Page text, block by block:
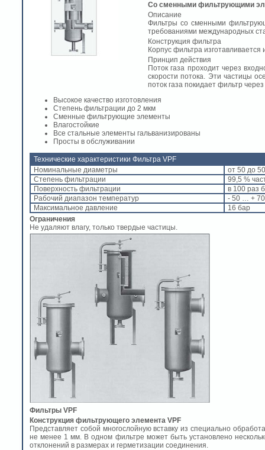
Со сменными фильтрующими
Описание
Фильтры со сменными
требованиями международных
Конструкция фильтра
Корпус фильтра
Принцип действия
Поток газа проходит через
скорости потока. Эти частицы
поток газа покидает фильтр
Высокое качество изготовления
Степень фильтрации до 2 мкм
Сменные фильтрующие элементы
Влагостойкие
Все стальные элементы гальванизированы
Просты в обслуживании
Технические характеристики Фильтра VPF
Номинальные диаметры
от 50 до
Степень фильтрации
99,5 %
Поверхность фильтрации
в 100 раз
Рабочий диапазон температур
- 50 … +
Максимальное давление
16 бар
Ограничения
Не удаляют влагу, только твердые частицы.
Фильтры VPF
Конструкция фильтрующего элемента VPF
Представляет собой многослойную вставку из специально
не менее 1 мм. В одном фильтре может быть установлено
отклонений в размерах и герметизации соединения.